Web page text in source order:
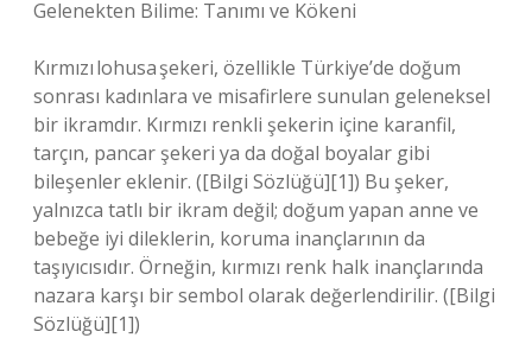
Gelenekten Bilime: Tanımı ve Kökeni
Kırmızı lohusa şekeri, özellikle Türkiye’de doğum
sonrası kadınlara ve misafirlere sunulan geleneksel
bir ikramdır. Kırmızı renkli şekerin içine karanfil,
tarçın, pancar şekeri ya da doğal boyalar gibi
bileşenler eklenir. ([Bilgi Sözlüğü][1]) Bu şeker,
yalnızca tatlı bir ikram değil; doğum yapan anne ve
bebeğe iyi dileklerin, koruma inançlarının da
taşıyıcısıdır. Örneğin, kırmızı renk halk inançlarında
nazara karşı bir sembol olarak değerlendirilir. ([Bilgi
Sözlüğü][1])